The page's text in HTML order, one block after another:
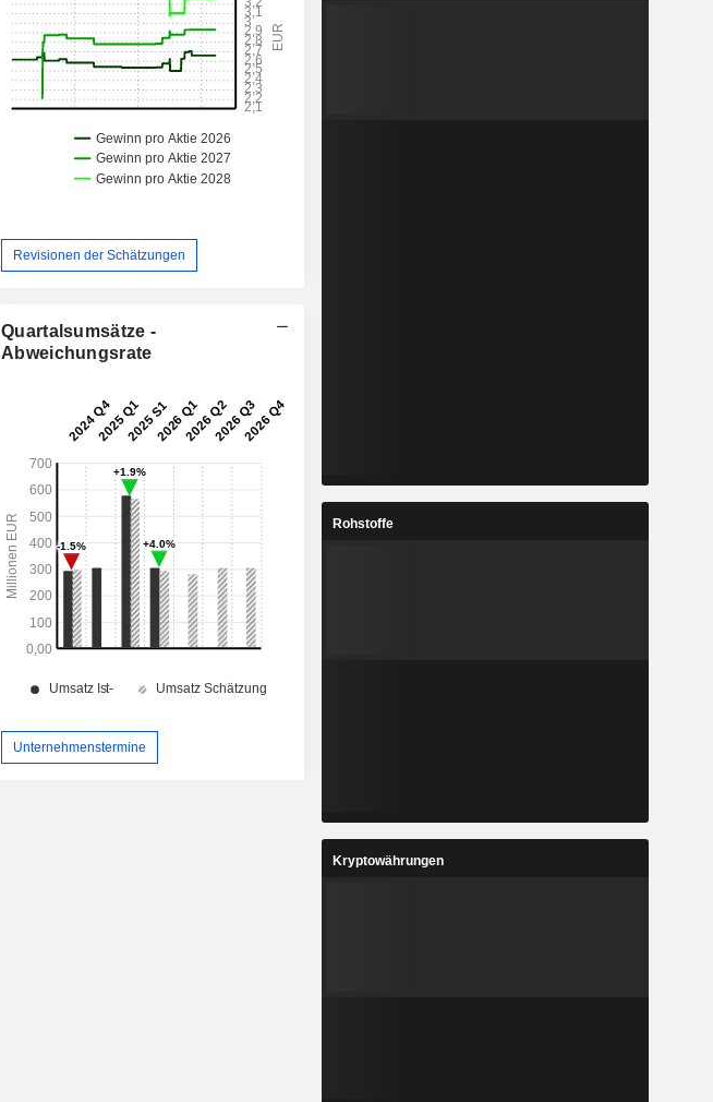
Revisionen der Schätzungen
Quartalsumsätze -
Abweichungsrate
Unternehmenstermine
Rohstoffe
Kryptowährungen